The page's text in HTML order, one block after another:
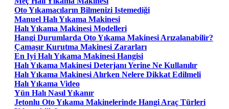
Oto Yıkamacıların Bilmenizi Istemediği
Manuel Halı Yıkama Makinesi
Halı Yıkama Makinesi Modelleri
Hangi Durumlarda Oto Yıkama Makinesi Arızalanabilir?
Çamaşır Kurutma Makinesi Zararları
En Iyi Halı Yıkama Makinesi Hangisi
Halı Yıkama Makinesi Deterjanı Yerine Ne Kullanılır
Halı Yıkama Makinesi Alırken Nelere Dikkat Edilmeli
Halı Yıkama Video
Yün Halı Nasıl Yıkanır
Jetonlu Oto Yıkama Makinelerinde Hangi Araç Türleri